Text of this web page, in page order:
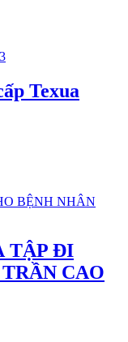
Texua
TẬP ĐI
CAO